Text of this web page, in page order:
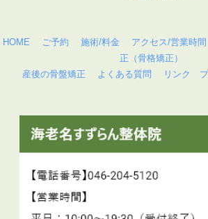
HOME ご予約 施術/料金 アクセス/営業時間
正（骨格矯正）
産後の骨盤矯正
よくある質問 リンク